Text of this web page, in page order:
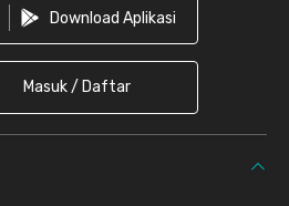
Download Aplikasi
Masuk / Daftar